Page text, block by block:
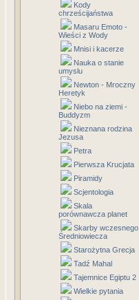
Kody
chrześcijaństwa
Masaru Emoto -
Wieści z Wody
Mnisi i kacerze
Nauka o stanie
umyslu
Newton - Mroczny
Heretyk
Niebo na ziemi -
Buddyzm
Nieznana rodzina
Jezusa
Petra
Pierwsza Krucjata
Piramidy
Scjentologia
Skala
porównawcza planet
Skarby wczesnego
Średniowiecza
Starożytna Grecja
Tadź Mahal
Tajemnice Egiptu 2
Wielkie pytania